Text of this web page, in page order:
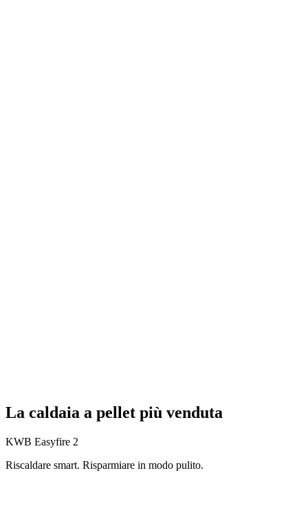
La caldaia a pellet più venduta
KWB Easyfire 2
Riscaldare smart. Risparmiare in modo pulito.